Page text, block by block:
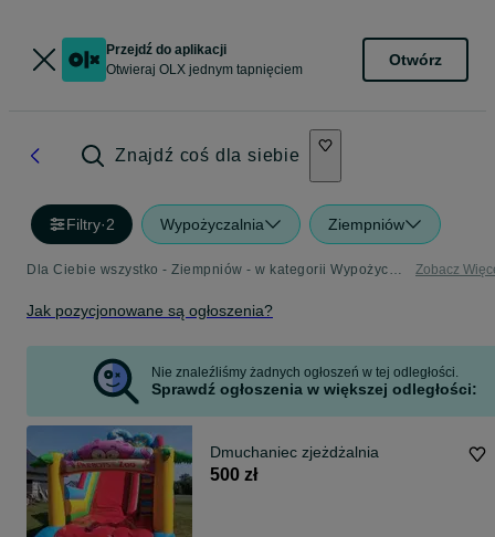
Przejdź do aplikacji
Otwieraj OLX jednym tapnięciem
Otwórz
Znajdź coś dla siebie
Filtry·2 Wypożyczalnia Ziempniów
Dla Ciebie wszystko - Ziempniów - w kategorii Wypożyczalnia Zobacz
Jak pozycjonowane są ogłoszenia?
Nie znaleźliśmy żadnych ogłoszeń w tej odległości.
Sprawdź ogłoszenia w większej odległości:
Dmuchaniec zjeżdżalnia
500 zł